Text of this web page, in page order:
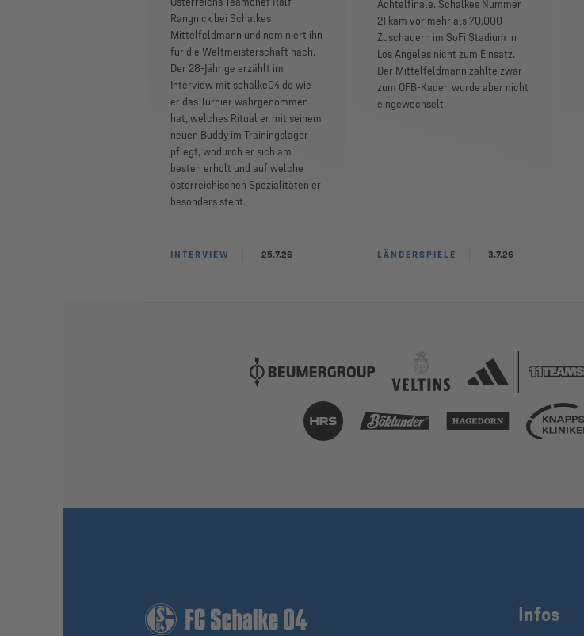
Rangnick bei Schalkes
Mittelfeldmann und nominiert ihn
für die Weltmeisterschaft nach.
Der 28-Jährige erzählt im
Interview mit schalke04.de wie
er das Turnier wahrgenommen
hat, welches Ritual er mit seinem
neuen Buddy im Trainingslager
pflegt, wodurch er sich am
besten erholt und auf welche
österreichischen Spezialitäten er
besonders steht.
INTERVIEW 25.7.26
Achtelfinale. Schalkes Nummer
21 kam vor mehr als 70.000
Zuschauern im SoFi Stadium in
Los Angeles nicht zum Einsatz.
Der Mittelfeldmann zählte zwar
zum ÖFB-Kader, wurde aber nicht
eingewechselt.
LÄNDERSPIELE 3.7.26
Infos